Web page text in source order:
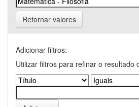
Retornar valores
Adicionar filtros:
Utilizar filtros para refinar o resultado